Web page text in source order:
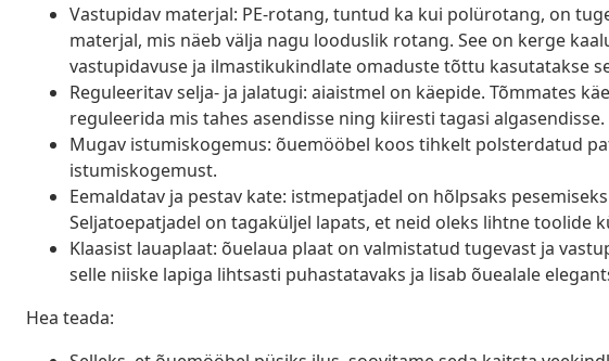
Vastupidav materjal: PE-rotang, tuntud ka kui polürotang, on
materjal, mis näeb välja nagu looduslik rotang. See on kerge
vastupidavuse ja ilmastikukindlate omaduste tõttu kasutatakse
Reguleeritav selja- ja jalatugi: aiaistmel on käepide. Tõmmates
reguleerida mis tahes asendisse ning kiiresti tagasi algasendisse.
Mugav istumiskogemus: õuemööbel koos tihkelt polsterdatud
istumiskogemust.
Eemaldatav ja pestav kate: istmepatjadel on hõlpsaks
Seljatoepatjadel on tagaküljel lapats, et neid oleks lihtne toolide
Klaasist lauaplaat: õuelaua plaat on valmistatud tugevast ja
selle niiske lapiga lihtsasti puhastatavaks ja lisab õuealale
Hea teada: